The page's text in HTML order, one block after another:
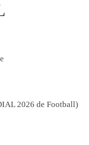
2026 de Football)